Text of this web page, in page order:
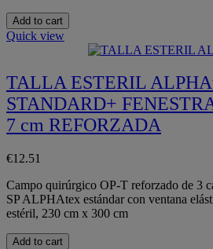
Add to cart
Quick view
TALLA ESTERIL
STANDARD+
7 cm REFORZADA
€12.51
Campo quirúrgico OP-T reforzado de 3
SP ALPHAtex estándar con ventana
estéril, 230 cm x 300 cm
Add to cart